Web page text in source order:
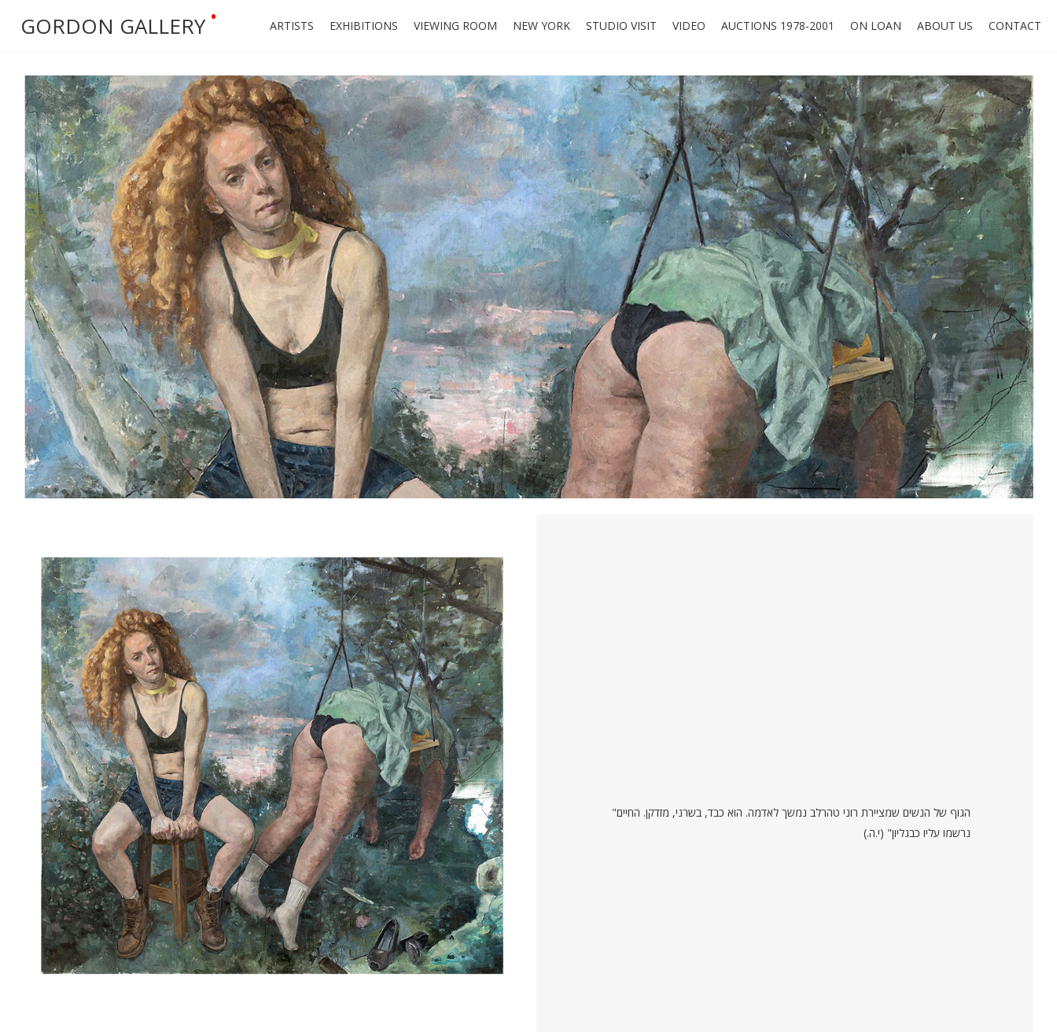
GORDON GALLERY • ARTISTS EXHIBITIONS VIEWING ROOM NEW YORK STUDIO VISIT VIDEO AUCTIONS 1978-2001 ON LOAN ABOUT US CONTACT
"הגוף של הנשים שמציירת רוני טהרלב נמשך לאדמה. הוא כבד, בשרני, מזדקן. החיים
נרשמו עליו כבגליון" (י.ה.)